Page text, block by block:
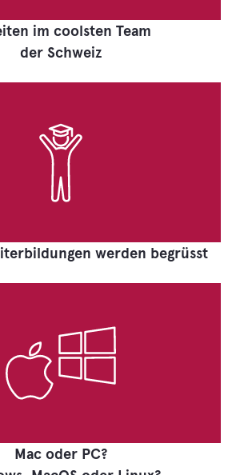
im coolsten Team
der Schweiz
werden begrüsst
Mac oder PC?